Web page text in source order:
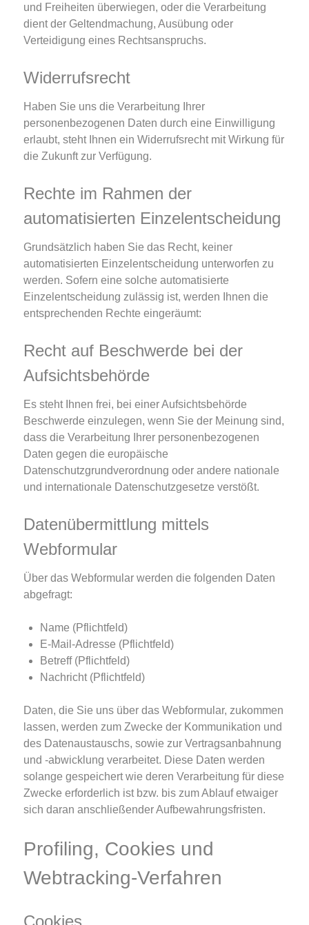
und Freiheiten überwiegen, oder die Verarbeitung
dient der Geltendmachung, Ausübung oder
Verteidigung eines Rechtsanspruchs.
Widerrufsrecht
Haben Sie uns die Verarbeitung Ihrer
personenbezogenen Daten durch eine Einwilligung
erlaubt, steht Ihnen ein Widerrufsrecht mit Wirkung für
die Zukunft zur Verfügung.
Rechte im Rahmen der
automatisierten Einzelentscheidung
Grundsätzlich haben Sie das Recht, keiner
automatisierten Einzelentscheidung unterworfen zu
werden. Sofern eine solche automatisierte
Einzelentscheidung zulässig ist, werden Ihnen die
entsprechenden Rechte eingeräumt:
Recht auf Beschwerde bei der
Aufsichtsbehörde
Es steht Ihnen frei, bei einer Aufsichtsbehörde
Beschwerde einzulegen, wenn Sie der Meinung sind,
dass die Verarbeitung Ihrer personenbezogenen
Daten gegen die europäische
Datenschutzgrundverordnung oder andere nationale
und internationale Datenschutzgesetze verstößt.
Datenübermittlung mittels
Webformular
Über das Webformular werden die folgenden Daten
abgefragt:
Name (Pflichtfeld)
E-Mail-Adresse (Pflichtfeld)
Betreff (Pflichtfeld)
Nachricht (Pflichtfeld)
Daten, die Sie uns über das Webformular, zukommen
lassen, werden zum Zwecke der Kommunikation und
des Datenaustauschs, sowie zur Vertragsanbahnung
und -abwicklung verarbeitet. Diese Daten werden
solange gespeichert wie deren Verarbeitung für diese
Zwecke erforderlich ist bzw. bis zum Ablauf etwaiger
sich daran anschließender Aufbewahrungsfristen.
Profiling, Cookies und
Webtracking-Verfahren
Cookies